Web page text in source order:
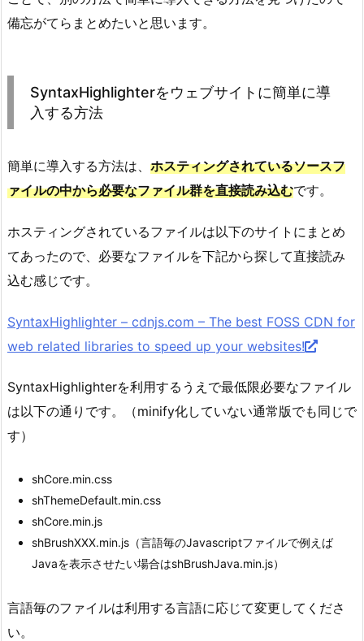
備忘がてらまとめたいと思います。
SyntaxHighlighterをウェブサイトに簡単に導
入する方法
簡単に導入する方法は、 ホスティングされているソースフ
ァイルの中から必要なファイル群を直接読み込むです。
ホスティングされているファイルは以下のサイトにまとめ
てあったので、必要なファイルを下記から探して直接読み
込む感じです。
SyntaxHighlighter – cdnjs.com – The best FOSS CDN for
web related libraries to speed up your websites!
SyntaxHighlighterを利用するうえで最低限必要なファイル
は以下の通りです。（minify化していない通常版でも同じで
す）
shCore.min.css
shThemeDefault.min.css
shCore.min.js
shBrushXXX.min.js（言語毎のJavascriptファイルで例えば
Javaを表示させたい場合はshBrushJava.min.js）
言語毎のファイルは利用する言語に応じて変更してくださ
い。